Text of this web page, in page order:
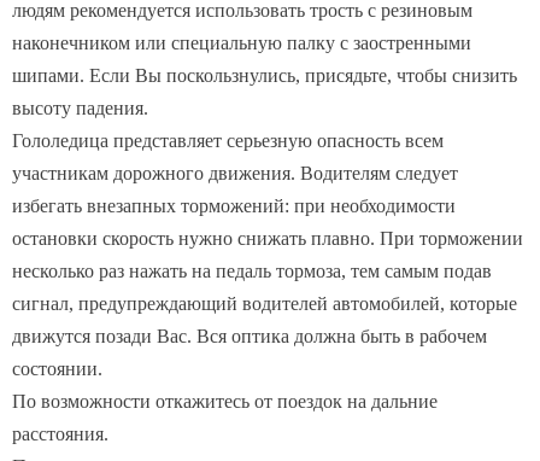
наконечником или специальную палку с заостренными
шипами. Если Вы поскользнулись, присядьте, чтобы снизить
Гололедица представляет серьезную опасность всем
участникам дорожного движения. Водителям следует
избегать внезапных торможений: при необходимости
остановки скорость нужно снижать плавно. При торможении
несколько раз нажать на педаль тормоза, тем самым подав
сигнал, предупреждающий водителей автомобилей, которые
движутся позади Вас. Вся оптика должна быть в рабочем
состоянии.
Пешеходам рекомендуется пересекать улицу только в месте